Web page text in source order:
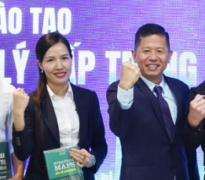
// Leadership Workshop
// Reflective Moment